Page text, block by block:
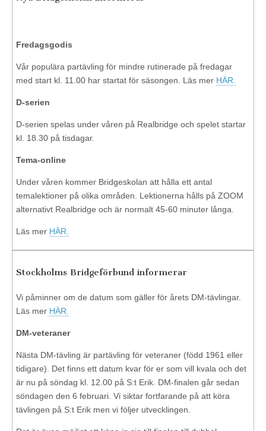
Fredagsgodis
Vår populära partävling för mindre rutinerade på fredagar
med start kl. 11.00 har startat för säsongen. Läs mer HÄR.
D-serien
D-serien spelas under våren på Realbridge och spelet startar
kl. 18.30 på tisdagar.
Tema-online
Under våren kommer Bridgeskolan att hålla ett antal
temalektioner på olika områden. Lektionerna hålls på ZOOM
alternativt Realbridge och är normalt 45-60 minuter långa.
Läs mer HÄR.
Stockholms Bridgeförbund informerar
Vi påminner om de datum som gäller för årets DM-tävlingar.
Läs mer HÄR.
DM-veteraner
Nästa DM-tävling är partävling för veteraner (född 1961 eller
tidigare). Det finns ett datum kvar för er som vill kvala och det
är nu på söndag kl. 12.00 på S:t Erik. DM-finalen går sedan
söndagen den 6 februari. Vi siktar fortfarande på att köra
tävlingen på S:t Erik men vi följer utvecklingen.